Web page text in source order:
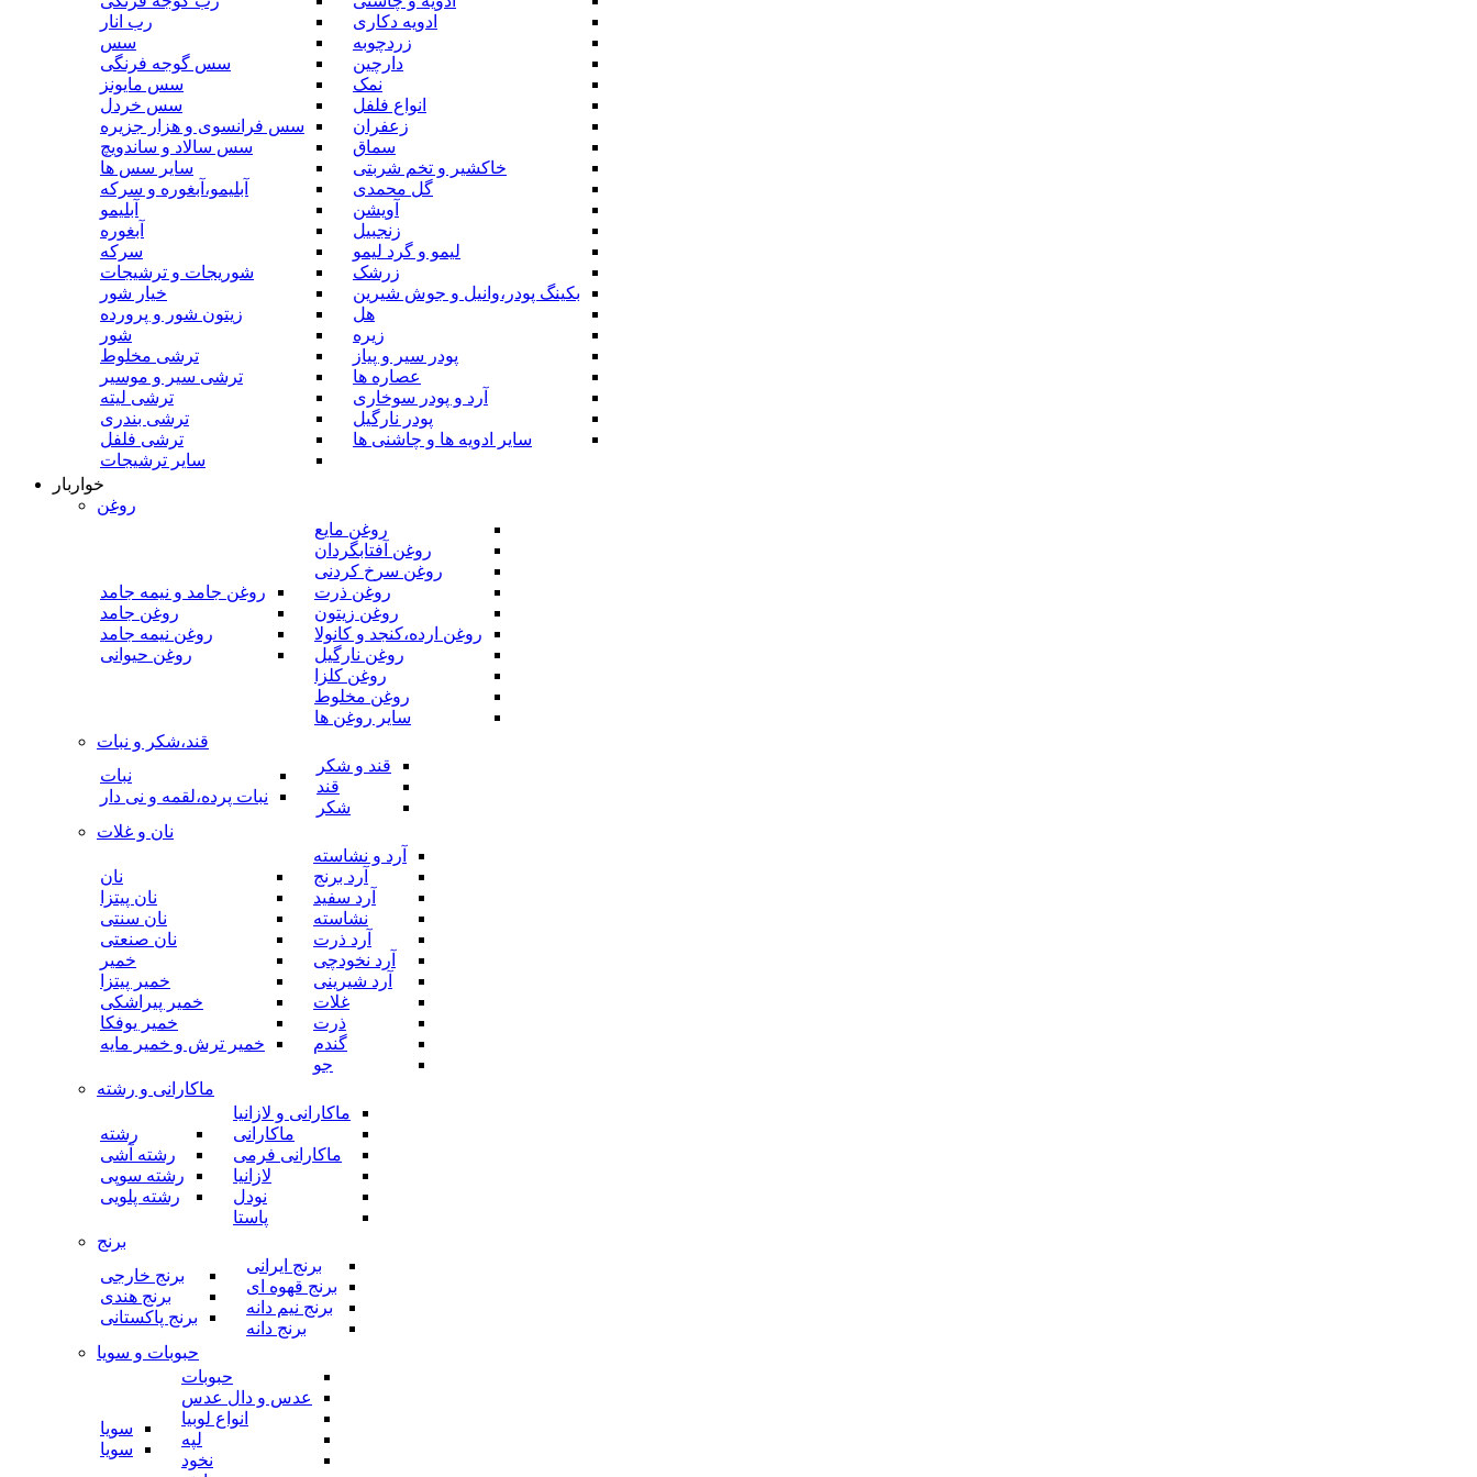
ادویه دکاری
زردچوبه
دارچین
نمک
انواع فلفل
زعفران
سماق
خاکشیر و تخم شربتی
گل محمدی
آویشن
زنجبیل
لیمو و گرد لیمو
زرشک
بکینگ پودر،وانیل و جوش شیرین
هل
زیره
پودر سیر و پیاز
عصاره ها
آرد و پودر سوخاری
پودر نارگیل
سایر ادویه ها و چاشنی ها
رب انار
سس
سس گوجه فرنگی
سس مایونز
سس خردل
سس فرانسوی و هزار جزیره
سس سالاد و ساندویچ
سایر سس ها
آبلیمو،آبغوره و سرکه
آبلیمو
آبغوره
سرکه
شوریجات و ترشیجات
خیار شور
زیتون شور و پرورده
شور
ترشی مخلوط
ترشی سیر و موسیر
ترشی لیته
ترشی بندری
ترشی فلفل
سایر ترشیجات
خواربار
روغن
روغن مایع
روغن آفتابگردان
روغن سرخ کردنی
روغن ذرت
روغن زیتون
روغن ارده،کنجد و کانولا
روغن نارگیل
روغن کلزا
روغن مخلوط
سایر روغن ها
روغن جامد و نیمه جامد
روغن جامد
روغن نیمه جامد
روغن حیوانی
قند،شکر و نبات
قند و شکر
قند
شکر
نبات
نبات پرده،لقمه و نی دار
نان و غلات
آرد و نشاسته
آرد برنج
آرد سفید
نشاسته
آرد ذرت
آرد نخودچی
آرد شیرینی
غلات
ذرت
گندم
جو
نان
نان پیتزا
نان سنتی
نان صنعتی
خمیر
خمیر پیتزا
خمیر پیراشکی
خمیر یوفکا
خمیر ترش و خمیر مایه
ماکارانی و رشته
ماکارانی و لازانیا
ماکارانی
ماکارانی فرمی
لازانیا
نودل
پاستا
رشته
رشته آشی
رشته سوپی
رشته پلویی
برنج
برنج ایرانی
برنج قهوه ای
برنج نیم دانه
برنج دانه
برنج خارجی
برنج هندی
برنج پاکستانی
حبوبات و سویا
حبوبات
عدس و دال عدس
انواع لوبیا
لپه
نخود
سویا
سویا